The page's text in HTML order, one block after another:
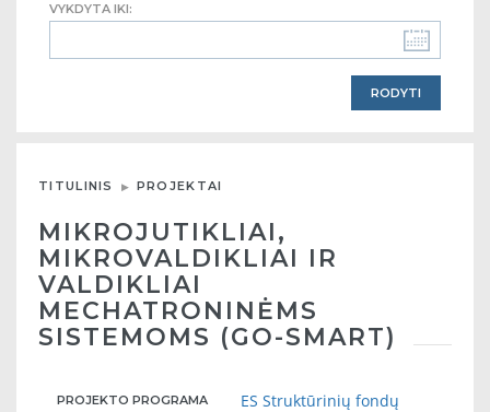
VYKDYTA IKI:
TITULINIS PROJEKTAI
MIKROJUTIKLIAI,
MIKROVALDIKLIAI IR
VALDIKLIAI
MECHATRONINĖMS
SISTEMOMS (GO-SMART)
PROJEKTO PROGRAMA
ES Struktūrinių fondų